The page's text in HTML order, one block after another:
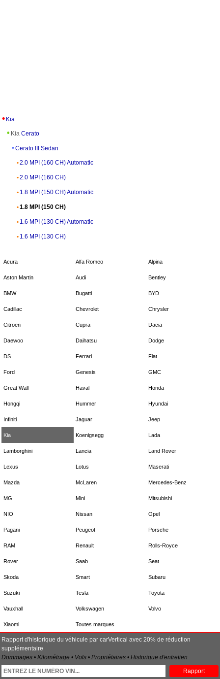
Kia
Kia Cerato
Cerato III Sedan
2.0 MPI (160 CH) Automatic
2.0 MPI (160 CH)
1.8 MPI (150 CH) Automatic
1.8 MPI (150 CH)
1.6 MPI (130 CH) Automatic
1.6 MPI (130 CH)
Acura Alfa Romeo Alpina
Aston Martin Audi Bentley
BMW Bugatti BYD
Cadillac Chevrolet Chrysler
Citroen Cupra Dacia
Daewoo Daihatsu Dodge
DS Ferrari Fiat
Ford Genesis GMC
Great Wall Haval Honda
Hongqi Hummer Hyundai
Infiniti Jaguar Jeep
Kia Koenigsegg Lada
Lamborghini Lancia Land Rover
Lexus Lotus Maserati
Mazda McLaren Mercedes-Benz
MG Mini Mitsubishi
NIO Nissan Opel
Pagani Peugeot Porsche
RAM Renault Rolls-Royce
Rover Saab Seat
Skoda Smart Subaru
Suzuki Tesla Toyota
Vauxhall Volkswagen Volvo
Xiaomi Toutes marques
Rapport d'historique du véhicule par carVertical avec 20% de réduction
supplémentaire
Dommages • Kilométrage • Vols • Propriétaires • Historique d'entretien
Rapport